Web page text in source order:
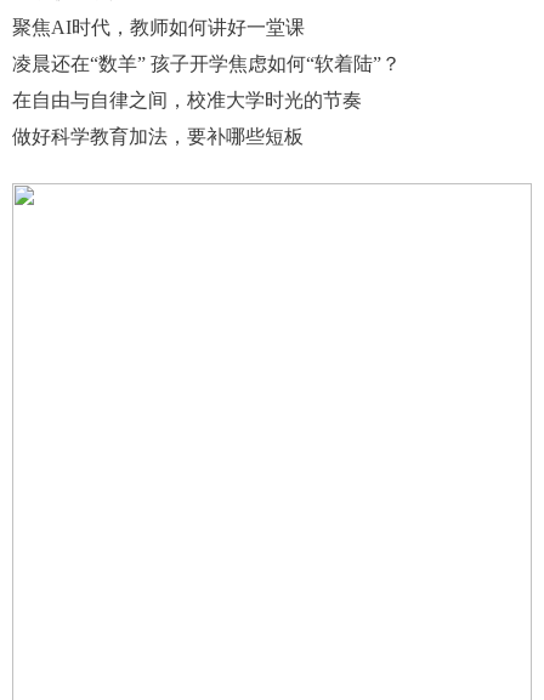
聚焦AI时代，教师如何讲好一堂课
凌晨还在“数羊” 孩子开学焦虑如何“软着陆”？
在自由与自律之间，校准大学时光的节奏
做好科学教育加法，要补哪些短板